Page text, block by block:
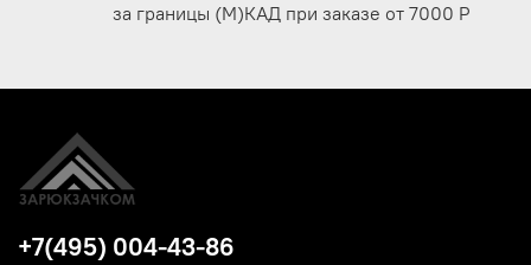
за границы (М)КАД при заказе от 7000 Р
+7(495) 004-43-86